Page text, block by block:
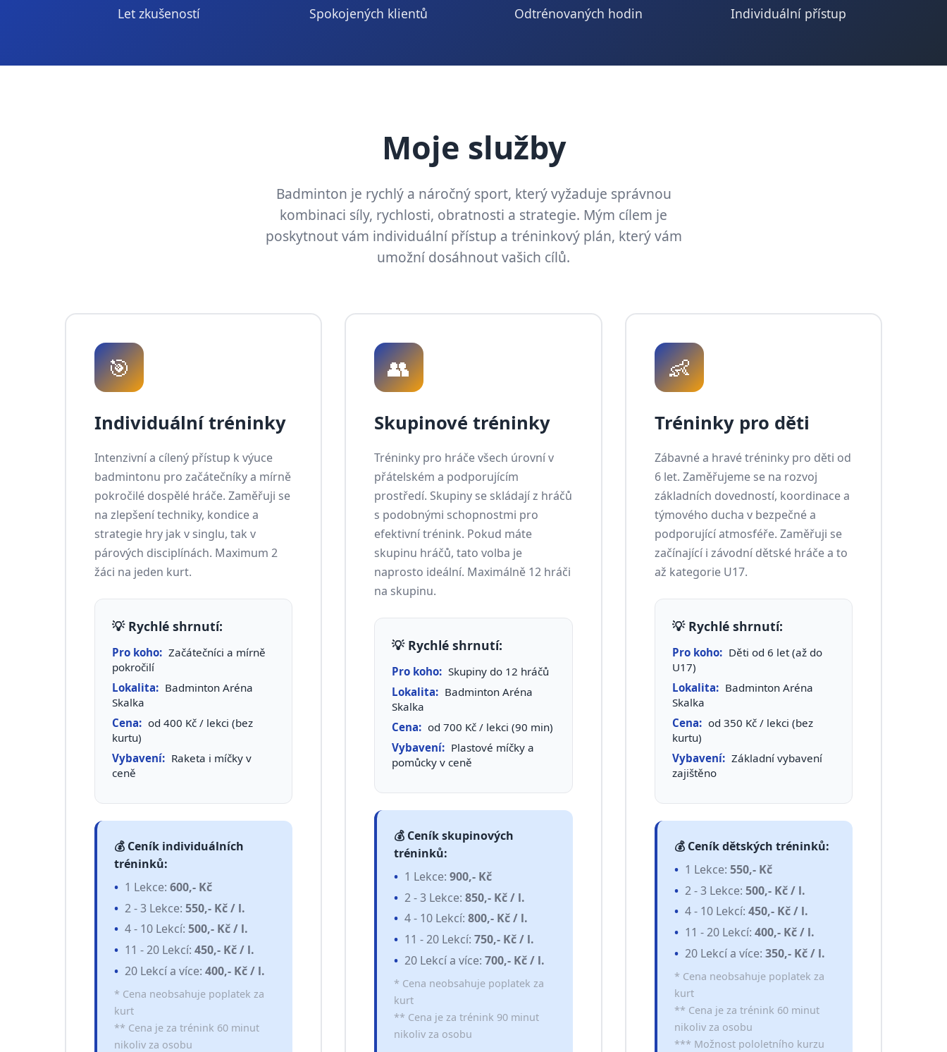
Let zkušeností Spokojených klientů Odtrénovaných hodin Individuální přístup
Moje služby
Badminton je rychlý a náročný sport, který vyžaduje správnou
kombinaci síly, rychlosti, obratnosti a strategie. Mým cílem je
poskytnout vám individuální přístup a tréninkový plán, který vám
umožní dosáhnout vašich cílů.
🎯
Individuální tréninky
Intenzivní a cílený přístup k výuce
badmintonu pro začátečníky a mírně
pokročilé dospělé hráče. Zaměřuji se
na zlepšení techniky, kondice a
strategie hry jak v singlu, tak v
párových disciplínách. Maximum 2
žáci na jeden kurt.
💡 Rychlé shrnutí:
Pro koho: Začátečníci a mírně
pokročilí
Lokalita: Badminton Aréna
Skalka
Cena: od 400 Kč / lekci (bez
kurtu)
Vybavení: Raketa i míčky v
ceně
💰 Ceník individuálních
tréninků:
1 Lekce: 600,- Kč
2 - 3 Lekce: 550,- Kč / l.
4 - 10 Lekcí: 500,- Kč / l.
11 - 20 Lekcí: 450,- Kč / l.
20 Lekcí a více: 400,- Kč / l.
* Cena neobsahuje poplatek za
kurt
** Cena je za trénink 60 minut
nikoliv za osobu
👥
Skupinové tréninky
Tréninky pro hráče všech úrovní v
přátelském a podporujícím
prostředí. Skupiny se skládají z hráčů
s podobnými schopnostmi pro
efektivní trénink. Pokud máte
skupinu hráčů, tato volba je
naprosto ideální. Maximálně 12 hráči
na skupinu.
💡 Rychlé shrnutí:
Pro koho: Skupiny do 12 hráčů
Lokalita: Badminton Aréna
Skalka
Cena: od 700 Kč / lekci (90 min)
Vybavení: Plastové míčky a
pomůcky v ceně
💰 Ceník skupinových
tréninků:
1 Lekce:900,- Kč
2 - 3 Lekce:850,- Kč / l.
4 - 10 Lekcí:800,- Kč / l.
11 - 20 Lekcí:750,- Kč / l.
20 Lekcí a více:700,- Kč / l.
* Cena neobsahuje poplatek za
kurt
** Cena je za trénink 90 minut
nikoliv za osobu
👶
Tréninky pro děti
Zábavné a hravé tréninky pro děti od
6 let. Zaměřujeme se na rozvoj
základních dovedností, koordinace a
týmového ducha v bezpečné a
podporující atmosféře. Zaměřuji se
začínající i závodní dětské hráče a to
až kategorie U17.
💡 Rychlé shrnutí:
Pro koho: Děti od 6 let (až do
U17)
Lokalita: Badminton Aréna
Skalka
Cena: od 350 Kč / lekci (bez
kurtu)
Vybavení: Základní vybavení
zajištěno
💰 Ceník dětských tréninků:
1 Lekce: 550,- Kč
2 - 3 Lekce: 500,- Kč / l.
4 - 10 Lekcí: 450,- Kč / l.
11 - 20 Lekcí: 400,- Kč / l.
20 Lekcí a více: 350,- Kč / l.
* Cena neobsahuje poplatek za
kurt
** Cena je za trénink 60 minut
nikoliv za osobu
*** Možnost pololetního kurzu